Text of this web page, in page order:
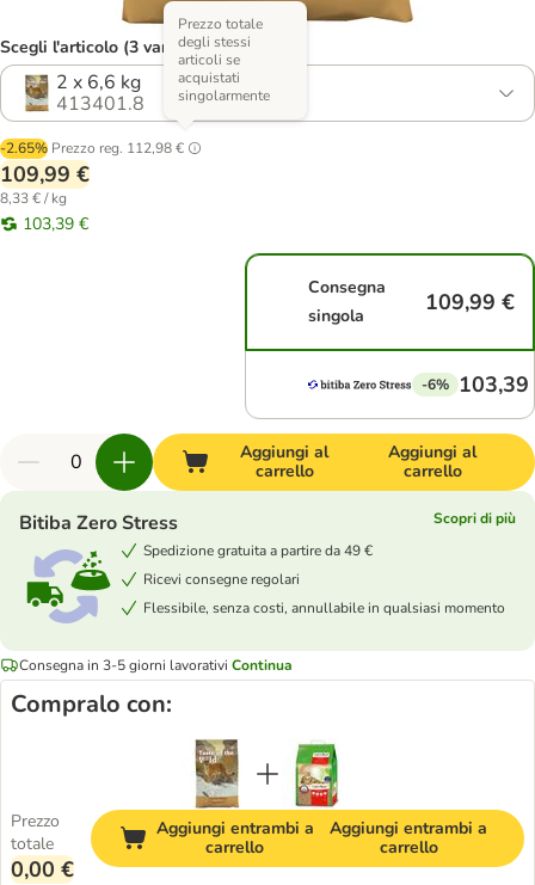
Scegli l'articolo (3 varianti)
2 x 6,6 kg
413401.8
-2.65% Prezzo reg. 112,98 €
Prezzo totale
degli stessi
articoli se
acquistati
singolarmente
109,99 €
8,33 € / kg
103,39 €
Consegna
singola
109,99 €
-6% 103,39
Aggiungi al
carrello
Aggiungi al
carrello
Bitiba Zero Stress
Scopri di più
Spedizione gratuita a partire da 49 €
Ricevi consegne regolari
Flessibile, senza costi, annullabile in qualsiasi momento
Consegna in 3-5 giorni lavorativi Continua
Compralo con:
Prezzo
totale
0,00 €
Aggiungi entrambi a
carrello
Aggiungi entrambi a
carrello